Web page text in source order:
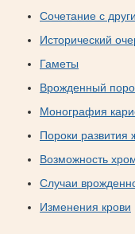
Сочетание с
Исторический
Гаметы
Врожденный
Монография
Пороки развития
Возможность
Случаи
Изменения крови